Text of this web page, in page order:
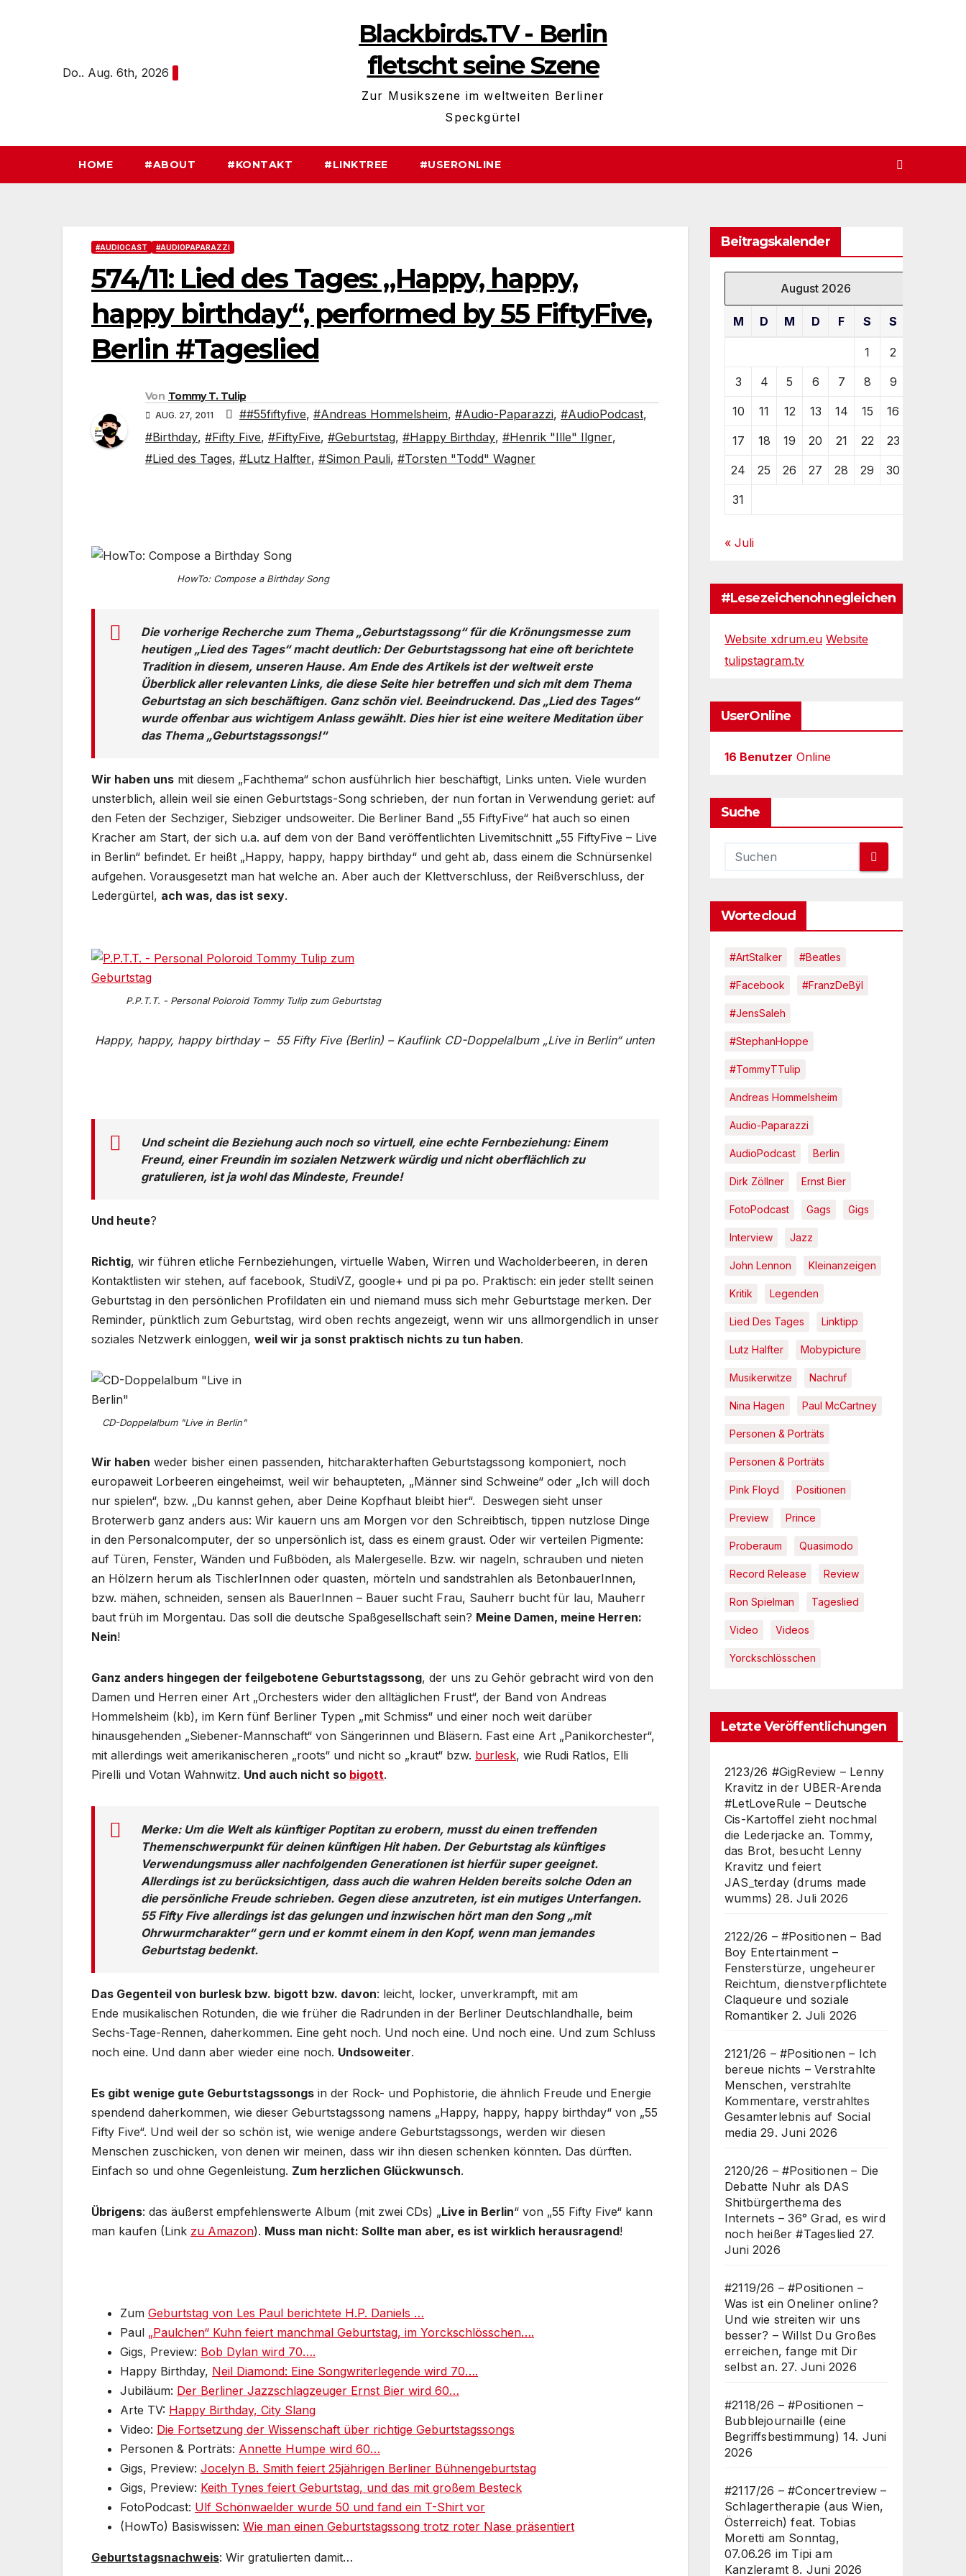
Do.. Aug. 6th, 2026
Blackbirds.TV - Berlin
fletscht seine Szene
Zur Musikszene im weltweiten Berliner
Speckgürtel
HOME #ABOUT #KONTAKT #LINKTREE #USERONLINE
#AUDIOCAST #AUDIOPAPARAZZI
574/11: Lied des Tages: „Happy, happy,
happy birthday“, performed by 55 FiftyFive,
Berlin #Tageslied
Von Tommy T. Tulip
AUG. 27, 2011 ##55fiftyfive, #Andreas Hommelsheim, #Audio-Paparazzi, #AudioPodcast,
#Birthday, #Fifty Five, #FiftyFive, #Geburtstag, #Happy Birthday, #Henrik "Ille" Ilgner,
#Lied des Tages, #Lutz Halfter, #Simon Pauli, #Torsten "Todd" Wagner
HowTo: Compose a Birthday Song
Die vorherige Recherche zum Thema „Geburtstagssong“ für die Krönungsmesse zum
heutigen „Lied des Tages“ macht deutlich: Der Geburtstagssong hat eine oft berichtete
Tradition in diesem, unseren Hause. Am Ende des Artikels ist der weltweit erste
Überblick aller relevanten Links, die diese Seite hier betreffen und sich mit dem Thema
Geburtstag an sich beschäftigen. Ganz schön viel. Beeindruckend. Das „Lied des Tages“
wurde offenbar aus wichtigem Anlass gewählt. Dies hier ist eine weitere Meditation über
das Thema „Geburtstagssongs!“
Wir haben uns mit diesem „Fachthema“ schon ausführlich hier beschäftigt, Links unten. Viele wurden
unsterblich, allein weil sie einen Geburtstags-Song schrieben, der nun fortan in Verwendung geriet: auf
den Feten der Sechziger, Siebziger undsoweiter. Die Berliner Band „55 FiftyFive“ hat auch so einen
Kracher am Start, der sich u.a. auf dem von der Band veröffentlichten Livemitschnitt „55 FiftyFive – Live
in Berlin“ befindet. Er heißt „Happy, happy, happy birthday“ und geht ab, dass einem die Schnürsenkel
aufgehen. Vorausgesetzt man hat welche an. Aber auch der Klettverschluss, der Reißverschluss, der
Ledergürtel, ach was, das ist sexy.
P.P.T.T. - Personal Poloroid Tommy Tulip zum Geburtstag
Happy, happy, happy birthday – 55 Fifty Five (Berlin) – Kauflink CD-Doppelalbum „Live in Berlin“ unten
Und scheint die Beziehung auch noch so virtuell, eine echte Fernbeziehung: Einem
Freund, einer Freundin im sozialen Netzwerk würdig und nicht oberflächlich zu
gratulieren, ist ja wohl das Mindeste, Freunde!
Und heute?
Richtig, wir führen etliche Fernbeziehungen, virtuelle Waben, Wirren und Wacholderbeeren, in deren
Kontaktlisten wir stehen, auf facebook, StudiVZ, google+ und pi pa po. Praktisch: ein jeder stellt seinen
Geburtstag in den persönlichen Profildaten ein und niemand muss sich mehr Geburtstage merken. Der
Reminder, pünktlich zum Geburtstag, wird oben rechts angezeigt, wenn wir uns allmorgendlich in unser
soziales Netzwerk einloggen, weil wir ja sonst praktisch nichts zu tun haben.
CD-Doppelalbum "Live in Berlin"
Wir haben weder bisher einen passenden, hitcharakterhaften Geburtstagssong komponiert, noch
europaweit Lorbeeren eingeheimst, weil wir behaupteten, „Männer sind Schweine“ oder „Ich will doch
nur spielen“, bzw. „Du kannst gehen, aber Deine Kopfhaut bleibt hier“. Deswegen sieht unser
Broterwerb ganz anders aus: Wir kauern uns am Morgen vor den Schreibtisch, tippen nutzlose Dinge
in den Personalcomputer, der so unpersönlich ist, dass es einem graust. Oder wir verteilen Pigmente:
auf Türen, Fenster, Wänden und Fußböden, als Malergeselle. Bzw. wir nageln, schrauben und nieten
an Hölzern herum als TischlerInnen oder quasten, mörteln und sandstrahlen als BetonbauerInnen,
bzw. mähen, schneiden, sensen als BauerInnen – Bauer sucht Frau, Sauherr bucht für lau, Mauherr
baut früh im Morgentau. Das soll die deutsche Spaßgesellschaft sein? Meine Damen, meine Herren:
Nein!
Ganz anders hingegen der feilgebotene Geburtstagssong, der uns zu Gehör gebracht wird von den
Damen und Herren einer Art „Orchesters wider den alltäglichen Frust“, der Band von Andreas
Hommelsheim (kb), im Kern fünf Berliner Typen „mit Schmiss“ und einer noch weit darüber
hinausgehenden „Siebener-Mannschaft“ von Sängerinnen und Bläsern. Fast eine Art „Panikorchester“,
mit allerdings weit amerikanischeren „roots“ und nicht so „kraut“ bzw. burlesk, wie Rudi Ratlos, Elli
Pirelli und Votan Wahnwitz. Und auch nicht so bigott.
Merke: Um die Welt als künftiger Poptitan zu erobern, musst du einen treffenden
Themenschwerpunkt für deinen künftigen Hit haben. Der Geburtstag als künftiges
Verwendungsmuss aller nachfolgenden Generationen ist hierfür super geeignet.
Allerdings ist zu berücksichtigen, dass auch die wahren Helden bereits solche Oden an
die persönliche Freude schrieben. Gegen diese anzutreten, ist ein mutiges Unterfangen.
55 Fifty Five allerdings ist das gelungen und inzwischen hört man den Song „mit
Ohrwurmcharakter“ gern und er kommt einem in den Kopf, wenn man jemandes
Geburtstag bedenkt.
Das Gegenteil von burlesk bzw. bigott bzw. davon: leicht, locker, unverkrampft, mit am
Ende musikalischen Rotunden, die wie früher die Radrunden in der Berliner Deutschlandhalle, beim
Sechs-Tage-Rennen, daherkommen. Eine geht noch. Und noch eine. Und noch eine. Und zum Schluss
noch eine. Und dann aber wieder eine noch. Undsoweiter.
Es gibt wenige gute Geburtstagssongs in der Rock- und Pophistorie, die ähnlich Freude und Energie
spendend daherkommen, wie dieser Geburtstagssong namens „Happy, happy, happy birthday“ von „55
Fifty Five“. Und weil der so schön ist, wie wenige andere Geburtstagssongs, werden wir diesen
Menschen zuschicken, von denen wir meinen, dass wir ihn diesen schenken könnten. Das dürften.
Einfach so und ohne Gegenleistung. Zum herzlichen Glückwunsch.
Übrigens: das äußerst empfehlenswerte Album (mit zwei CDs) „Live in Berlin“ von „55 Fifty Five“ kann
man kaufen (Link zu Amazon). Muss man nicht: Sollte man aber, es ist wirklich herausragend!
Zum Geburtstag von Les Paul berichtete H.P. Daniels …
Paul „Paulchen“ Kuhn feiert manchmal Geburtstag, im Yorckschlösschen….
Gigs, Preview: Bob Dylan wird 70….
Happy Birthday, Neil Diamond: Eine Songwriterlegende wird 70….
Jubiläum: Der Berliner Jazzschlagzeuger Ernst Bier wird 60…
Arte TV: Happy Birthday, City Slang
Video: Die Fortsetzung der Wissenschaft über richtige Geburtstagssongs
Personen & Porträts: Annette Humpe wird 60…
Gigs, Preview: Jocelyn B. Smith feiert 25jährigen Berliner Bühnengeburtstag
Gigs, Preview: Keith Tynes feiert Geburtstag, und das mit großem Besteck
FotoPodcast: Ulf Schönwaelder wurde 50 und fand ein T-Shirt vor
(HowTo) Basiswissen: Wie man einen Geburtstagssong trotz roter Nase präsentiert
Geburtstagsnachweis: Wir gratulierten damit…
Beitragskalender
August 2026
M D M D F S S
1 2
3 4 5 6 7 8 9
10 11 12 13 14 15 16
17 18 19 20 21 22 23
24 25 26 27 28 29 30
31
« Juli
#Lesezeichenohnegleichen
Website xdrum.eu Website
tulipstagram.tv
UserOnline
16 Benutzer Online
Suche
Wortecloud
#ArtStalker #Beatles
#Facebook #FranzDeBÿl
#JensSaleh
#StephanHoppe
#TommyTTulip
Andreas Hommelsheim
Audio-Paparazzi
AudioPodcast Berlin
Dirk Zöllner Ernst Bier
FotoPodcast Gags Gigs
Interview Jazz
John Lennon Kleinanzeigen
Kritik Legenden
Lied Des Tages Linktipp
Lutz Halfter Mobypicture
Musikerwitze Nachruf
Nina Hagen Paul McCartney
Personen & Porträts
Personen & Porträts
Pink Floyd Positionen
Preview Prince
Proberaum Quasimodo
Record Release Review
Ron Spielman Tageslied
Video Videos
Yorckschlösschen
Letzte Veröffentlichungen
2123/26 #GigReview – Lenny
Kravitz in der UBER-Arenda
#LetLoveRule – Deutsche
Cis-Kartoffel zieht nochmal
die Lederjacke an. Tommy,
das Brot, besucht Lenny
Kravitz und feiert
JAS_terday (drums made
wumms) 28. Juli 2026
2122/26 – #Positionen – Bad
Boy Entertainment –
Fensterstürze, ungeheurer
Reichtum, dienstverpflichtete
Claqueure und soziale
Romantiker 2. Juli 2026
2121/26 – #Positionen – Ich
bereue nichts – Verstrahlte
Menschen, verstrahlte
Kommentare, verstrahltes
Gesamterlebnis auf Social
media 29. Juni 2026
2120/26 – #Positionen – Die
Debatte Nuhr als DAS
Shitbürgerthema des
Internets – 36° Grad, es wird
noch heißer #Tageslied 27.
Juni 2026
#2119/26 – #Positionen –
Was ist ein Oneliner online?
Und wie streiten wir uns
besser? – Willst Du Großes
erreichen, fange mit Dir
selbst an. 27. Juni 2026
#2118/26 – #Positionen –
Bubblejournaille (eine
Begriffsbestimmung) 14. Juni
2026
#2117/26 – #Concertreview –
Schlagertherapie (aus Wien,
Österreich) feat. Tobias
Moretti am Sonntag,
07.06.26 im Tipi am
Kanzleramt 8. Juni 2026